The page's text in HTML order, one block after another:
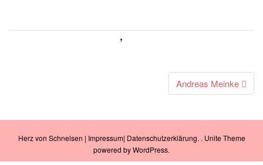
Navigation
Andreas Meinke
Herz von Schnelsen | Impressum| Datenschutzerklärung. . Unite Theme
powered byWordPress.